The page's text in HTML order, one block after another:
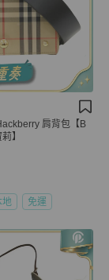
肩背包【B
】
地 免運